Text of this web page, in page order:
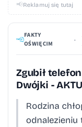
📢Reklamuj się tutaj
FAKTY
OŚWIĘCIM
•
Zgubił
Dwójki -
Rodzina
odnalezieniu